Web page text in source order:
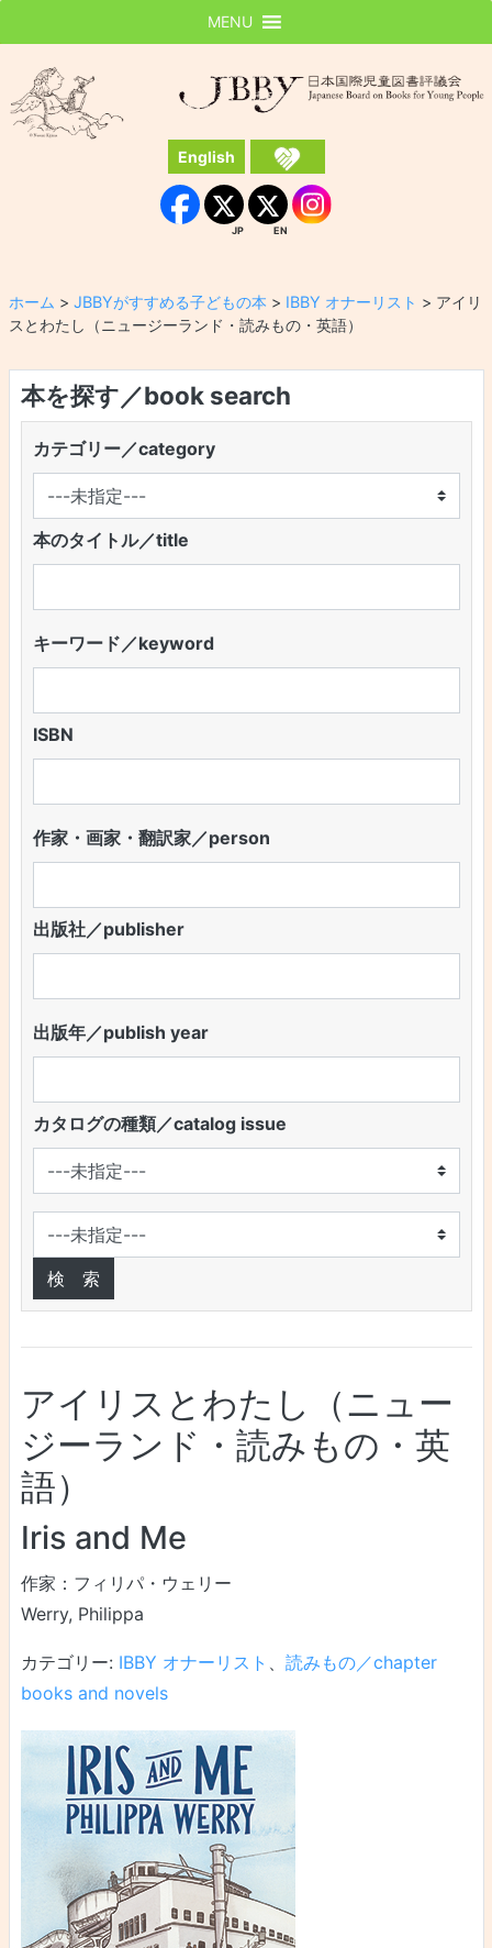
JBBY
English
Facebook
JP
JP
EN
EN Instagram
MENU
ホーム > JBBYがすすめる子どもの本 > IBBY オナーリスト > アイリ
スとわたし（ニュージーランド・読みもの・英語）
本を探す／book search
カテゴリー／category
本のタイトル／title
キーワード／keyword
ISBN
作家・画家・翻訳家／person
出版社／publisher
出版年／publish year
カタログの種類／catalog issue
アイリスとわたし（ニュー
ジーランド・読みもの・英
語）
Iris and Me
作家：フィリパ・ウェリー
Werry, Philippa
カテゴリー: IBBY オナーリスト 、 読みもの／chapter
books and novels